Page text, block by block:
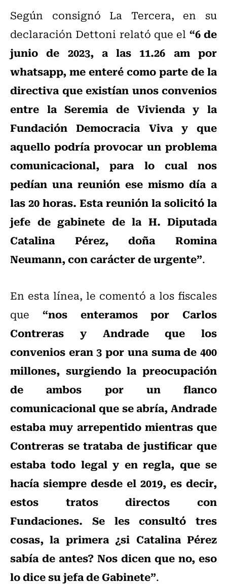
Según consignó La Tercera, en su
declaración Dettoni relató que el “6 de
junio de 2023, a las 11.26 am por
whatsapp, me enteré como parte de la
directiva que existían unos convenios
entre la Seremia de Vivienda y la
Fundación Democracia Viva y que
aquello podría provocar un problema
comunicacional, para lo cual nos
pedían una reunión ese mismo día a
las 20 horas. Esta reunión la solicitó la
jefe de gabinete de la H. Diputada
Catalina Pérez, doña Romina
Neumann, con carácter de urgente”.
En esta línea, le comentó a los fiscales
que “nos enteramos por Carlos
Contreras y Andrade que los
convenios eran 3 por una suma de 400
millones, surgiendo la preocupación
de ambos por un flanco
comunicacional que se abría, Andrade
estaba muy arrepentido mientras que
Contreras se trataba de justificar que
estaba todo legal y en regla, que se
hacía siempre desde el 2019, es decir,
estos tratos directos con
Fundaciones. Se les consultó tres
cosas, la primera ¿si Catalina Pérez
sabía de antes? Nos dicen que no, eso
lo dice su jefa de Gabinete”.